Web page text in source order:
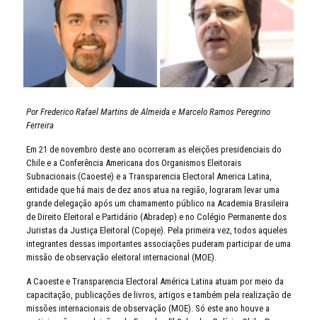
Por Frederico Rafael Martins de Almeida e Marcelo Ramos Peregrino
Ferreira
Em 21 de novembro deste ano ocorreram as eleições presidenciais do
Chile e a Conferência Americana dos Organismos Eleitorais
Subnacionais (Caoeste) e a Transparencia Electoral America Latina,
entidade que há mais de dez anos atua na região, lograram levar uma
grande delegação após um chamamento público na Academia Brasileira
de Direito Eleitoral e Partidário (Abradep) e no Colégio Permanente dos
Juristas da Justiça Eleitoral (Copeje). Pela primeira vez, todos aqueles
integrantes dessas importantes associações puderam participar de uma
missão de observação eleitoral internacional (MOE).
A Caoeste e Transparencia Electoral América Latina atuam por meio da
capacitação, publicações de livros, artigos e também pela realização de
missões internacionais de observação (MOE). Só este ano houve a